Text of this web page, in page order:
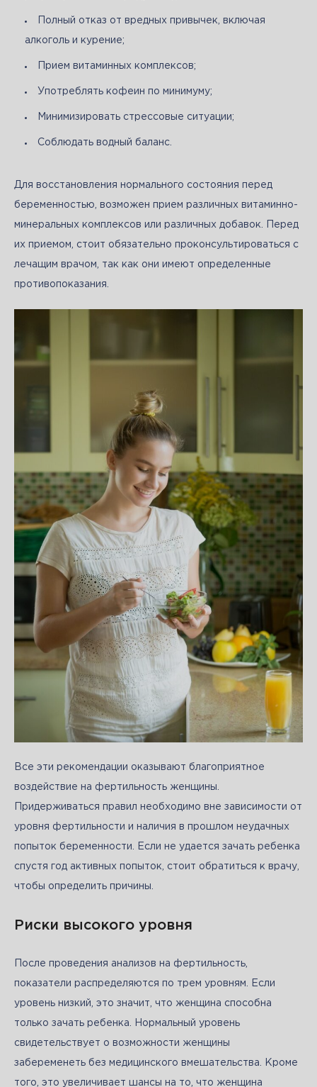
Полный отказ от вредных привычек, включая
алкоголь и курение;
Прием витаминных комплексов;
Употреблять кофеин по минимуму;
Минимизировать стрессовые ситуации;
Соблюдать водный баланс.
Для восстановления нормального состояния перед
беременностью, возможен прием различных витаминно-
минеральных комплексов или различных добавок. Перед
их приемом, стоит обязательно проконсультироваться с
лечащим врачом, так как они имеют определенные
противопоказания.
Все эти рекомендации оказывают благоприятное
воздействие на фертильность женщины.
Придерживаться правил необходимо вне зависимости от
уровня фертильности и наличия в прошлом неудачных
попыток беременности. Если не удается зачать ребенка
спустя год активных попыток, стоит обратиться к врачу,
чтобы определить причины.
Риски высокого уровня
После проведения анализов на фертильность,
показатели распределяются по трем уровням. Если
уровень низкий, это значит, что женщина способна
только зачать ребенка. Нормальный уровень
свидетельствует о возможности женщины
забеременеть без медицинского вмешательства. Кроме
того, это увеличивает шансы на то, что женщина